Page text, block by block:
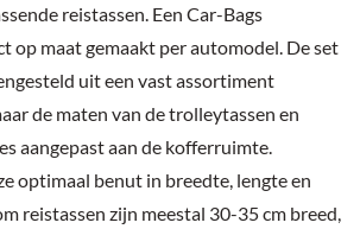
reistassen. Een Car-Bags
op maat gemaakt per automodel. De set
uit een vast assortiment
de maten van de trolleytassen en
aangepast aan de kofferruimte.
optimaal benut in breedte, lengte en
reistassen zijn meestal 30-35 cm breed,